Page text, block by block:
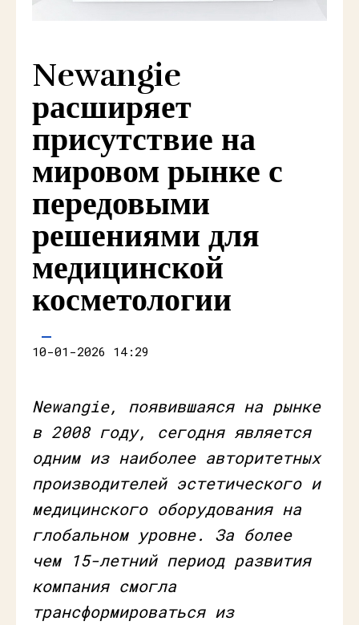
Newangie
расширяет
присутствие на
мировом рынке с
передовыми
решениями для
медицинской
косметологии
10-01-2026 14:29
Newangie, появившаяся на рынке
в 2008 году, сегодня является
одним из наиболее авторитетных
производителей эстетического и
медицинского оборудования на
глобальном уровне. За более
чем 15-летний период развития
компания смогла
трансформироваться из